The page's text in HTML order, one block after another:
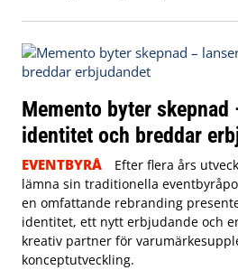
Memento byter skepnad
identitet och breddar
EVENTBYRÅ
Efter flera års
lämna sin traditionella
en omfattande rebranding
identitet, ett nytt erbjudande och
kreativ partner för
konceptutveckling.